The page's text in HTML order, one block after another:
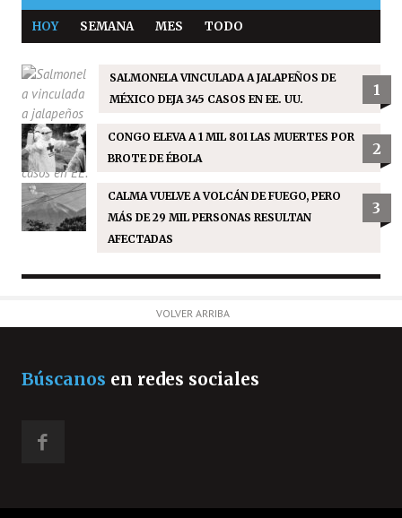
HOY SEMANA MES TODO
SALMONELA VINCULADA A JALAPEÑOS DE
MÉXICO DEJA 345 CASOS EN EE. UU.
1
CONGO ELEVA A 1 MIL 801 LAS MUERTES POR
BROTE DE ÉBOLA
2
CALMA VUELVE A VOLCÁN DE FUEGO, PERO
MÁS DE 29 MIL PERSONAS RESULTAN
AFECTADAS
3
VOLVER ARRIBA
Búscanos en redes sociales